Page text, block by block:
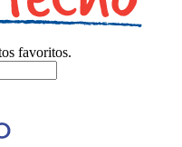
favoritos.